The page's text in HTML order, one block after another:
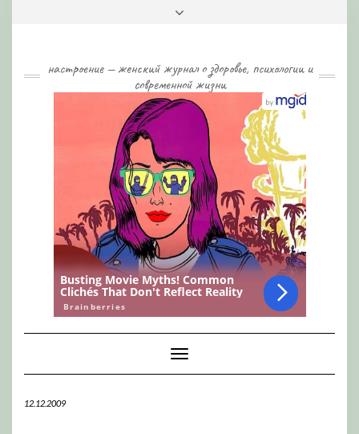
настроение — женский журнал о здоровье, психологии и
современной жизни
Toggle
Navigation
12.12.2009